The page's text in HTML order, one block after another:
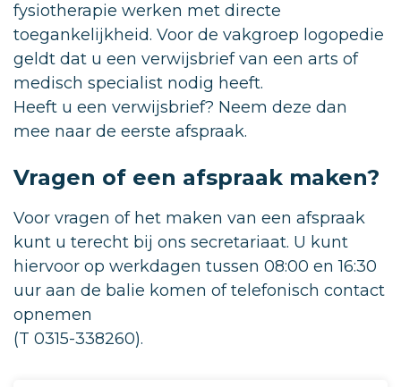
fysiotherapie werken met directe
toegankelijkheid. Voor de vakgroep logopedie
geldt dat u een verwijsbrief van een arts of
medisch specialist nodig heeft.
Heeft u een verwijsbrief? Neem deze dan
mee naar de eerste afspraak.
Vragen of een afspraak maken?
Voor vragen of het maken van een afspraak
kunt u terecht bij ons secretariaat. U kunt
hiervoor op werkdagen tussen 08:00 en 16:30
uur aan de balie komen of telefonisch contact
opnemen
(T 0315-338260).